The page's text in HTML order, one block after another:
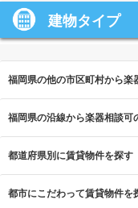
建物タイプ
福岡県の他の市区町村から楽
福岡県の沿線から楽器相談可
都道府県別に賃貸物件を探す
都市にこだわって賃貸物件を